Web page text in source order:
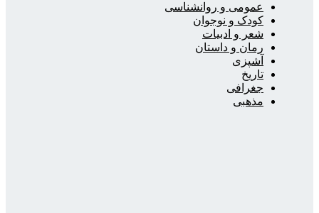
عمومی و روانشناسی
کودک و نوجوان
شعر و ادبیات
رمان و داستان
آشپزی
تاریخ
جغرافی
مذهبی